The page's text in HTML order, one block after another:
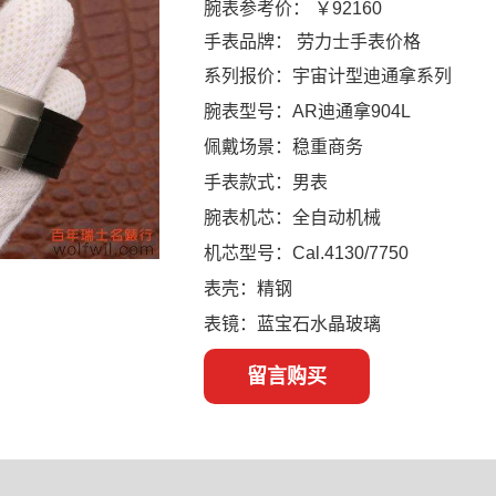
腕表参考价：
￥92160
手表品牌：
劳力士手表价格
系列报价：宇宙计型迪通拿系列
腕表型号：AR迪通拿904L
佩戴场景：稳重商务
手表款式：男表
腕表机芯：全自动机械
机芯型号：Cal.4130/7750
表壳：精钢
表镜：蓝宝石水晶玻璃
留言购买